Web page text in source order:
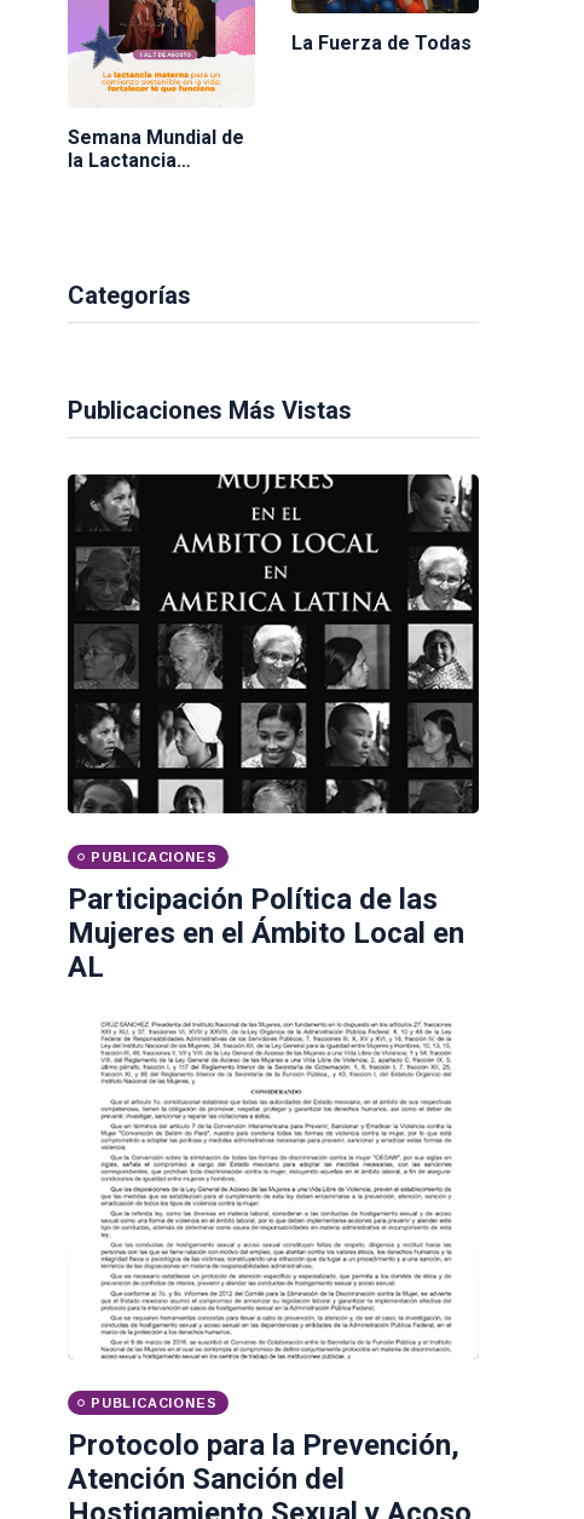
Semana Mundial de
la Lactancia
La Fuerza de Todas
Categorías
Publicaciones Más Vistas
PUBLICACIONES
Participación Política de las
Mujeres en el Ámbito Local en
AL
PUBLICACIONES
Protocolo para la Prevención,
Atención Sanción del